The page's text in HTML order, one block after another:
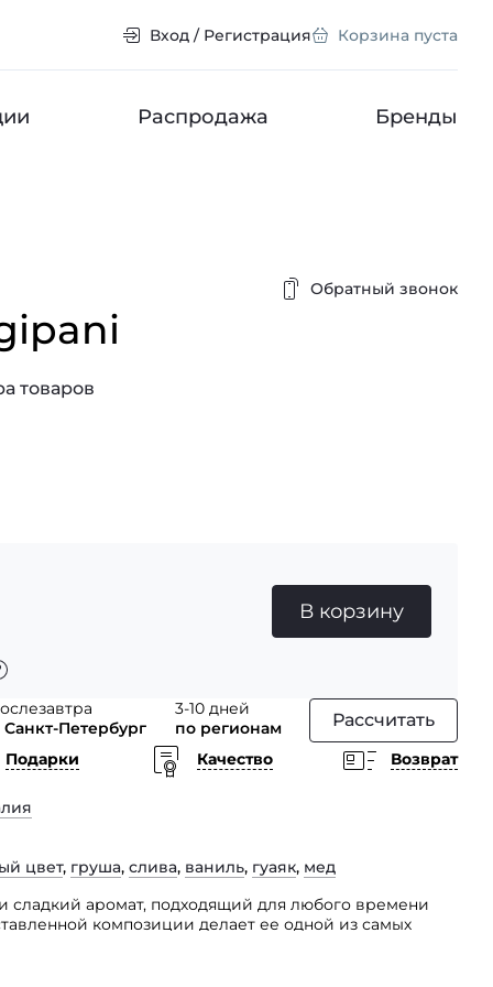
Вход / Регистрация Корзина пуста
Распродажа Бренды
Обратный звонок
товаров
В корзину
Санкт-Петербург
3-10 дней
по регионам
Рассчитать
Подарки Качество
Возврат
цвет, груша, слива, ваниль, гуаяк, мед
сладкий аромат, подходящий для любого времени
композиции делает ее одной из самых